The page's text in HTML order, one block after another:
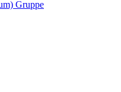
Gruppe